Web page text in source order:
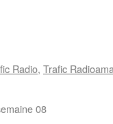
Radio, Trafic
08